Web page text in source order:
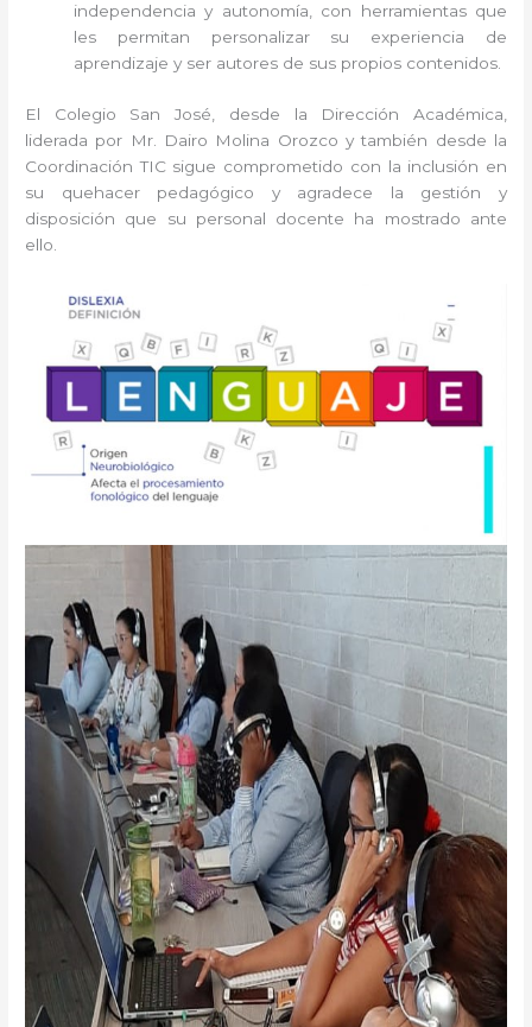
independencia y autonomía, con herramientas que
les permitan personalizar su experiencia de
aprendizaje y ser autores de sus propios contenidos.
El Colegio San José, desde la Dirección Académica,
liderada por Mr. Dairo Molina Orozco y también desde la
Coordinación TIC sigue comprometido con la inclusión en
su quehacer pedagógico y agradece la gestión y
disposición que su personal docente ha mostrado ante
ello.